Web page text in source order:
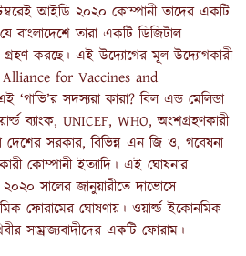
আইডি ২০২০ কোম্পানী তাদের একটি
বাংলাদেশে তারা একটি ডিজিটাল
গ্রহণ করছে। এই উদ্যোগের মূল উদ্যোগকারী
for Vaccines and
সদস্যরা কারা? বিল এন্ড মেলিন্ডা
ব্যাংক, UNICEF, WHO, অংশগ্রহণকারী
দেশের সরকার, বিভিন্ন এন জি ও, গবেষনা
কোম্পানী ইত্যাদি। এই ঘোষনার
সালের জানুয়ারীতে দাভোসে
ফোরামের ঘোষণায়। ওয়ার্ল্ড ইকোনমিক
সাম্রাজ্যবাদীদের একটি ফোরাম।